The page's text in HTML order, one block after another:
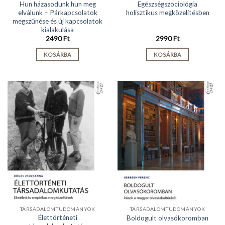
Hun házasodunk hun meg
elválunk – Párkapcsolatok
megszűnése és új kapcsolatok
kialakulása
2490Ft
KOSÁRBA
Egészségszociológia
holisztikus megközelítésben
2990Ft
KOSÁRBA
TÁRSADALOMTUDOMÁNYOK
Élettörténeti
TÁRSADALOMTUDOMÁNYOK
Boldogult olvasókoromban